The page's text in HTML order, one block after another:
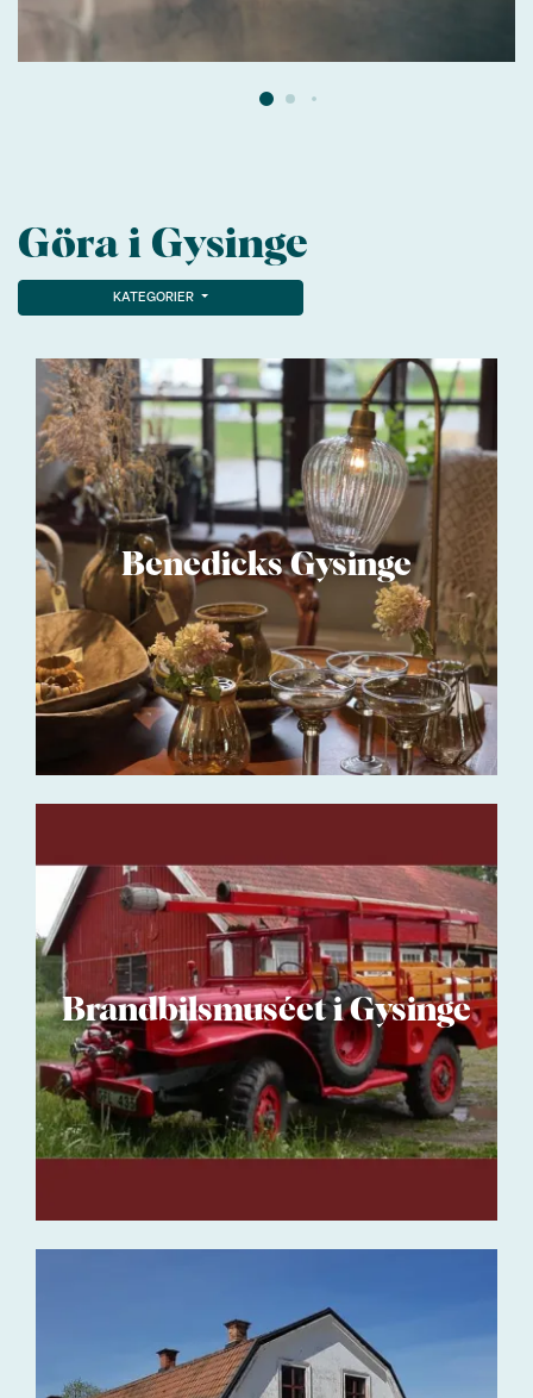
Göra i Gysinge
KATEGORIER
Benedicks Gysinge
Brandbilsmuséet i Gysinge